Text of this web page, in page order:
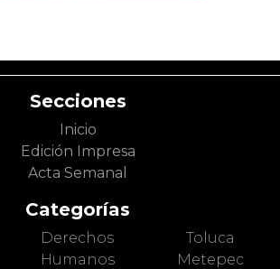
Secciones
Inicio
Edición Impresa
Acta Semanal
Categorías
Derechos
Humanos
Toluca
Metepec